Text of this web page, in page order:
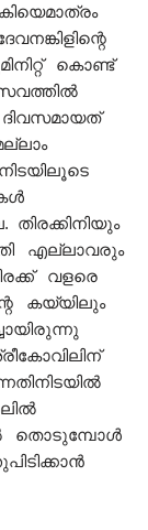
കൊണ്ട്
ദിവസമായത്
തിരക്കിനിയും
എല്ലാവരും
വളരെ
കയ്യിലും
തൊടുമ്പോൾ